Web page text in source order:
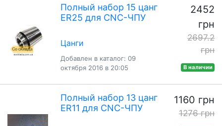
Полный набор 15 цанг
ER25 для CNC-ЧПУ
Цанги
Добавлен в каталог: 09
октября 2016 в 20:05
2452
грн
2697.2
грн
В наличии
Полный набор 13 цанг
ER11 для CNC-ЧПУ
1160 грн
1276 грн